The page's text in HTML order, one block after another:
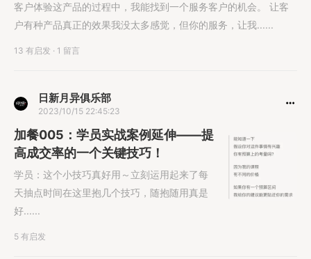
客户体验这产品的过程中，我能找到一个服务客户的机会。 让客
户有种产品真正的效果我没太多感觉，但你的服务，让我......
13 有启发 · 1 留言
日新月异俱乐部
2023/10/15 22:45:23
加餐005：学员实战案例延伸——提
高成交率的一个关键技巧！
学员：这个小技巧真好用～立刻运用起来了每
天抽点时间在这里抱几个技巧，随抱随用真是
好......
5 有启发